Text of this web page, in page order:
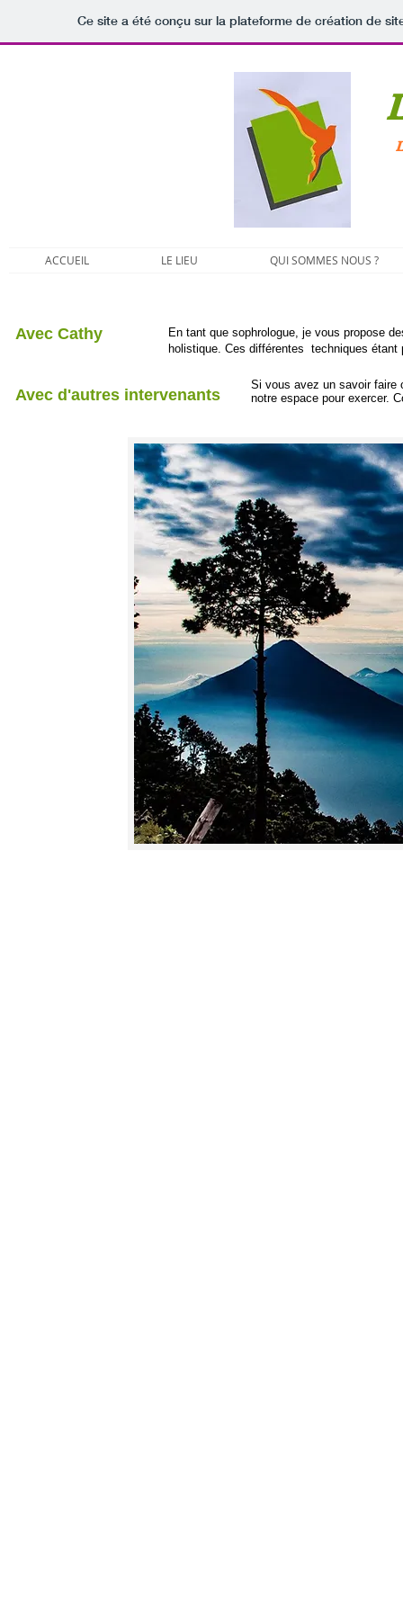
Ce site a été conçu sur la plateforme de création de
ACCUEIL LE LIEU QUI SOMMES NOUS ?
Avec Cathy
En tant que sophrologue, je vous propose
holistique. Ces différentes techniques étant
Avec d'autres intervenants
Si vous avez un savoir faire
notre espace pour exercer.